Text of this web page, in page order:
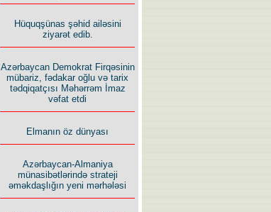
Hüquqşünas şəhid ailəsini
ziyarət edib.
Azərbaycan Demokrat Firqəsinin
mübariz, fədakar oğlu və tarix
tədqiqatçısı Məhərrəm İmaz
vəfat etdi
Elmanın öz dünyası
Azərbaycan-Almaniya
münasibətlərində strateji
əməkdaşlığın yeni mərhələsi